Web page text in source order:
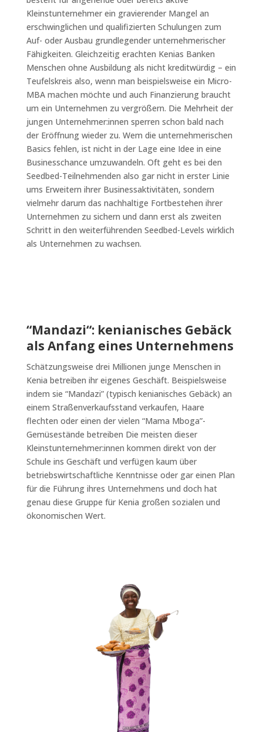
Kleinstunternehmer ein gravierender Mangel an
erschwinglichen und qualifizierten Schulungen zum
Auf- oder Ausbau grundlegender unternehmerischer
Fähigkeiten. Gleichzeitig erachten Kenias Banken
Menschen ohne Ausbildung als nicht kreditwürdig – ein
Teufelskreis also, wenn man beispielsweise ein Micro-
MBA machen möchte und auch Finanzierung braucht
um ein Unternehmen zu vergrößern. Die Mehrheit der
jungen Unternehmer:innen sperren schon bald nach
der Eröffnung wieder zu. Wem die unternehmerischen
Basics fehlen, ist nicht in der Lage eine Idee in eine
Businesschance umzuwandeln. Oft geht es bei den
Seedbed-Teilnehmenden also gar nicht in erster Linie
ums Erweitern ihrer Businessaktivitäten, sondern
vielmehr darum das nachhaltige Fortbestehen ihrer
Unternehmen zu sichern und dann erst als zweiten
Schritt in den weiterführenden Seedbed-Levels wirklich
als Unternehmen zu wachsen.
“Mandazi“: kenianisches Gebäck
als Anfang eines Unternehmens
Schätzungsweise drei Millionen junge Menschen in
Kenia betreiben ihr eigenes Geschäft. Beispielsweise
indem sie “Mandazi” (typisch kenianisches Gebäck) an
einem Straßenverkaufsstand verkaufen, Haare
flechten oder einen der vielen “Mama Mboga”-
Gemüsestände betreiben Die meisten dieser
Kleinstunternehmer:innen kommen direkt von der
Schule ins Geschäft und verfügen kaum über
betriebswirtschaftliche Kenntnisse oder gar einen Plan
für die Führung ihres Unternehmens und doch hat
genau diese Gruppe für Kenia großen sozialen und
ökonomischen Wert.